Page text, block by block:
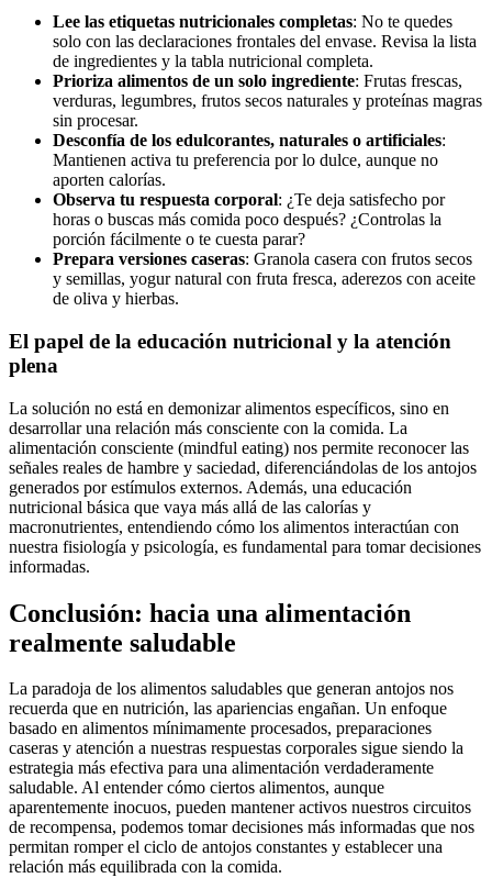
Lee las etiquetas nutricionales completas: No te quedes
solo con las declaraciones frontales del envase. Revisa la lista
de ingredientes y la tabla nutricional completa.
Prioriza alimentos de un solo ingrediente: Frutas frescas,
verduras, legumbres, frutos secos naturales y proteínas magras
sin procesar.
Desconfía de los edulcorantes, naturales o artificiales:
Mantienen activa tu preferencia por lo dulce, aunque no
aporten calorías.
Observa tu respuesta corporal: ¿Te deja satisfecho por
horas o buscas más comida poco después? ¿Controlas la
porción fácilmente o te cuesta parar?
Prepara versiones caseras: Granola casera con frutos secos
y semillas, yogur natural con fruta fresca, aderezos con aceite
de oliva y hierbas.
El papel de la educación nutricional y la atención
plena
La solución no está en demonizar alimentos específicos, sino en
desarrollar una relación más consciente con la comida. La
alimentación consciente (mindful eating) nos permite reconocer las
señales reales de hambre y saciedad, diferenciándolas de los antojos
generados por estímulos externos. Además, una educación
nutricional básica que vaya más allá de las calorías y
macronutrientes, entendiendo cómo los alimentos interactúan con
nuestra fisiología y psicología, es fundamental para tomar decisiones
informadas.
Conclusión: hacia una alimentación
realmente saludable
La paradoja de los alimentos saludables que generan antojos nos
recuerda que en nutrición, las apariencias engañan. Un enfoque
basado en alimentos mínimamente procesados, preparaciones
caseras y atención a nuestras respuestas corporales sigue siendo la
estrategia más efectiva para una alimentación verdaderamente
saludable. Al entender cómo ciertos alimentos, aunque
aparentemente inocuos, pueden mantener activos nuestros circuitos
de recompensa, podemos tomar decisiones más informadas que nos
permitan romper el ciclo de antojos constantes y establecer una
relación más equilibrada con la comida.